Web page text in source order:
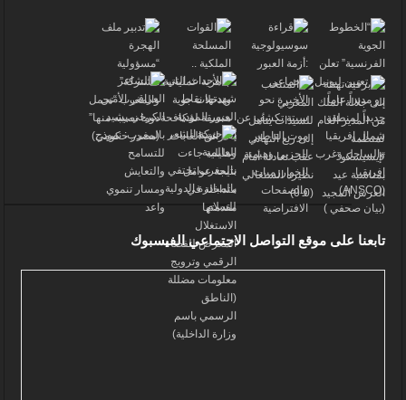
تابعنا على موقع التواصل الاجتماعي الفيسبوك